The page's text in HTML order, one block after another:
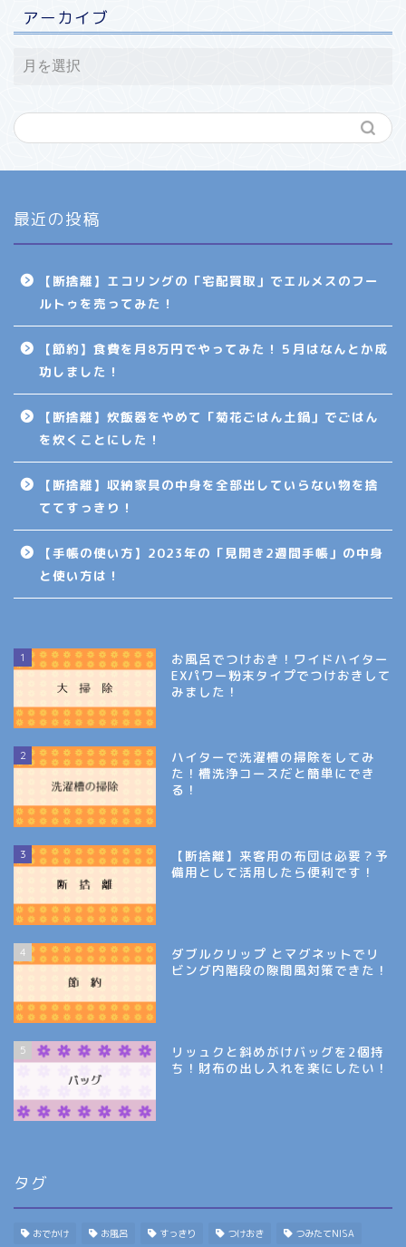
アーカイブ
最近の投稿
【断捨離】エコリングの「宅配買取」でエルメスのフー
ルトゥを売ってみた！
【節約】食費を月8万円でやってみた！５月はなんとか成
功しました！
【断捨離】炊飯器をやめて「菊花ごはん土鍋」でごはん
を炊くことにした！
【断捨離】収納家具の中身を全部出していらない物を捨
ててすっきり！
【手帳の使い方】2023年の「見開き2週間手帳」の中身
と使い方は！
1
お風呂でつけおき！ワイドハイター
EXパワー粉末タイプでつけおきして
みました！
2
ハイターで洗濯槽の掃除をしてみ
た！槽洗浄コースだと簡単にでき
る！
3
【断捨離】来客用の布団は必要？予
備用として活用したら便利です！
4
ダブルクリップ とマグネットでリ
ビング内階段の隙間風対策できた！
5
リッュクと斜めがけバッグを2個持
ち！財布の出し入れを楽にしたい！
タグ
おでかけ お風呂 すっきり つけおき つみたてNISA